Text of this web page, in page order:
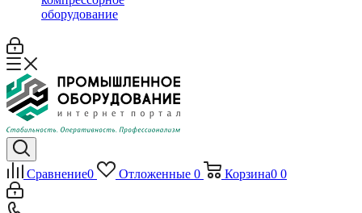
оборудование
Сравнение0 Отложенные 0 Корзина0 0